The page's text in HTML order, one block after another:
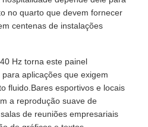
no quarto que devem fornecer
centenas de instalações
Hz torna este painel
aplicações que exigem
fluido.Bares esportivos e locais
a reprodução suave de
de reuniões empresariais